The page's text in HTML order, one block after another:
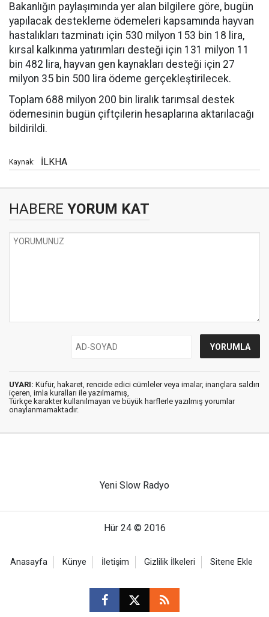
Bakanlığın paylaşımında yer alan bilgilere göre, bugün
yapılacak destekleme ödemeleri kapsamında hayvan
hastalıkları tazminatı için 530 milyon 153 bin 18 lira,
kırsal kalkınma yatırımları desteği için 131 milyon 11
bin 482 lira, hayvan gen kaynakları desteği için 27
milyon 35 bin 500 lira ödeme gerçekleştirilecek.
Toplam 688 milyon 200 bin liralık tarımsal destek
ödemesinin bugün çiftçilerin hesaplarına aktarılacağı
bildirildi.
Kaynak: İLKHA
HABERE YORUM KAT
UYARI: Küfür, hakaret, rencide edici cümleler veya imalar, inançlara saldırı
içeren, imla kuralları ile yazılmamış,
Türkçe karakter kullanılmayan ve büyük harflerle yazılmış yorumlar
onaylanmamaktadır.
Yeni Slow Radyo
Hür 24 © 2016
Anasayfa Künye İletişim Gizlilik İlkeleri Sitene Ekle